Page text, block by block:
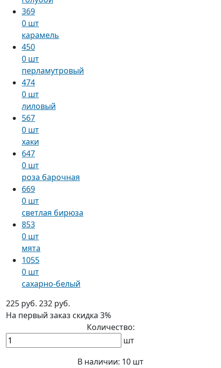
369
0 шт
карамель
450
0 шт
перламутровый
474
0 шт
лиловый
567
0 шт
хаки
647
0 шт
роза барочная
669
0 шт
светлая бирюза
853
0 шт
мята
1055
0 шт
сахарно-белый
225 руб. 232 руб.
На первый заказ скидка 3%
Количество:
шт
В наличии: 10 шт